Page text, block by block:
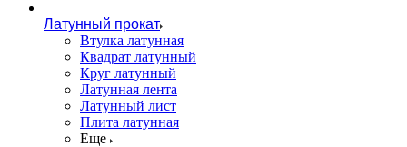
Латунный прокат
Втулка латунная
Квадрат латунный
Круг латунный
Латунная лента
Латунный лист
Плита латунная
Еще